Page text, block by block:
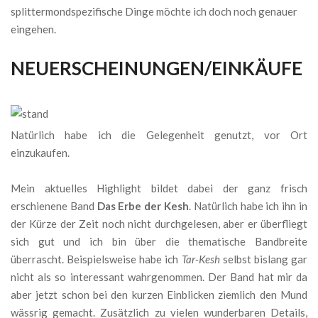
splittermondspezifische Dinge möchte ich doch noch genauer
eingehen.
NEUERSCHEINUNGEN/EINKÄUFE
Natürlich habe ich die Gelegenheit genutzt, vor Ort
einzukaufen.
Mein aktuelles Highlight bildet dabei der ganz frisch
erschienene Band Das Erbe der Kesh. Natürlich habe ich ihn in
der Kürze der Zeit noch nicht durchgelesen, aber er überfliegt
sich gut und ich bin über die thematische Bandbreite
überrascht. Beispielsweise habe ich Tar-Keshselbst bislang gar
nicht als so interessant wahrgenommen. Der Band hat mir da
aber jetzt schon bei den kurzen Einblicken ziemlich den Mund
wässrig gemacht. Zusätzlich zu vielen wunderbaren Details,